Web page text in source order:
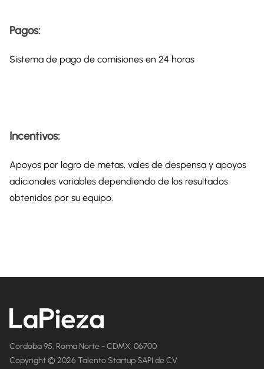
Pagos:
Sistema de pago de comisiones en 24 horas
Incentivos:
Apoyos por logro de metas, vales de despensa y apoyos
adicionales variables dependiendo de los resultados
obtenidos por su equipo.
Cordoba 95, Roma Norte - CDMX, 06700
Copyright © 2026 Talento Startup SAPI de CV